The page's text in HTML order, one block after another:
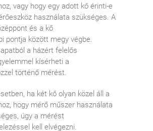
vagy hogy egy adott kő érinti-e
használata szükséges. A
és a kő
pontja között megy végbe.
a házért felelős
kísérheti a
történő mérést.
ha két kő olyan közel áll a
hogy mérő műszer használata
úgy a mérést
kell elvégezni.